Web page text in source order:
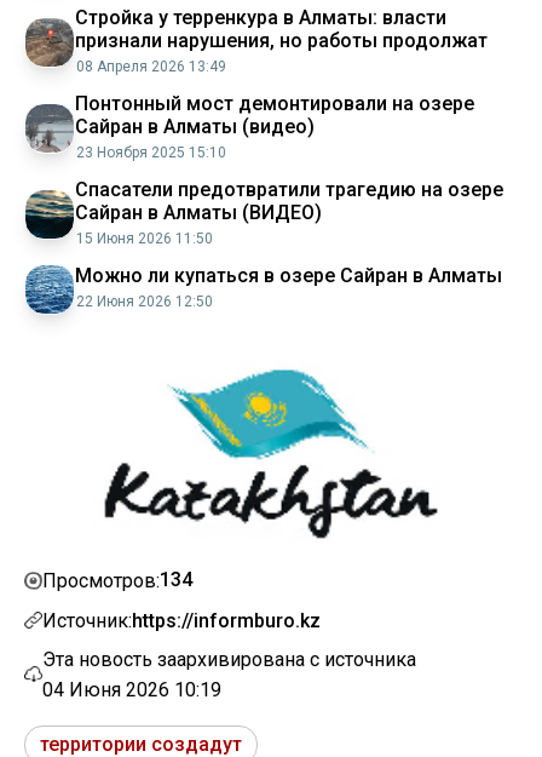
Стройка у терренкура в Алматы: власти
признали нарушения, но работы продолжат
08 Апреля 2026 13:49
Понтонный мост демонтировали на озере
Сайран в Алматы (видео)
23 Ноября 2025 15:10
Спасатели предотвратили трагедию на озере
Сайран в Алматы (ВИДЕО)
15 Июня 2026 11:50
Можно ли купаться в озере Сайран в Алматы
22 Июня 2026 12:50
Просмотров:134
Источник:https://informburo.kz
Эта новость заархивирована с источника
04 Июня 2026 10:19
территории создадут